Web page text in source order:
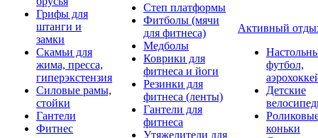
Грифы для
штанги и
замки
Скамьи для
жима, пресса,
гиперэкстензия
Силовые рамы,
стойки
Гантели
Фитнес
Степ платформы
Фитболы (мячи
для фитнеса)
Медболы
Коврики для
фитнеса и йоги
Резинки для
фитнеса (ленты)
Гантели для
фитнеса
Утяжелители для
Активный
футбол,
Детские
коньки